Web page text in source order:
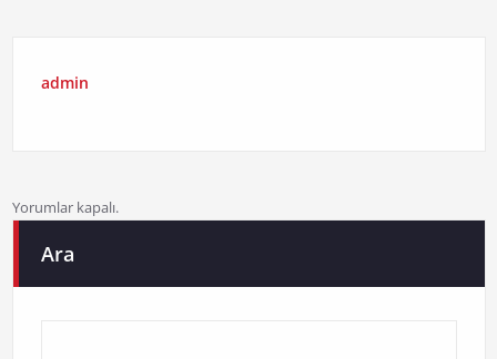
admin
Yorumlar kapalı.
Ara